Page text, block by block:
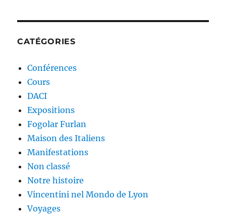
CATÉGORIES
Conférences
Cours
DACI
Expositions
Fogolar Furlan
Maison des Italiens
Manifestations
Non classé
Notre histoire
Vincentini nel Mondo de Lyon
Voyages